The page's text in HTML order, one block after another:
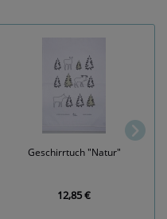
Geschirrtuch "Natur"
12,85 €